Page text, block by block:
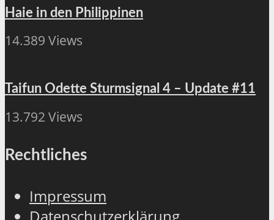
Haie in den Philippinen
14.389 Views
Taifun Odette Sturmsignal 4 – Update #11
13.792 Views
Rechtliches
Impressum
Datenschutzerklärung